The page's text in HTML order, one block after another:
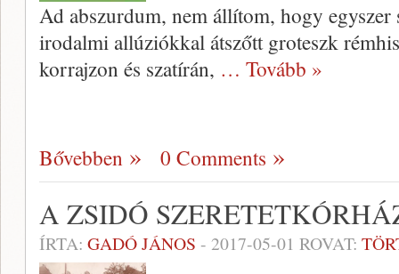
Ad abszurdum, nem állítom, hogy egyszer
irodalmi allúziókkal átszőtt groteszk
korrajzon és szatírán, … Tovább »
Bővebben 0 Comments
A ZSIDÓ
ÍRTA: GADÓ JÁNOS - 2017-05-01 ROVAT: